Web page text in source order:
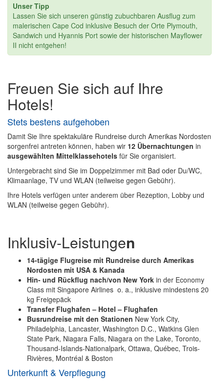
Unser Tipp
Lassen Sie sich unseren günstig zubuchbaren Ausflug zum
malerischen Cape Cod inklusive Besuch der Orte Plymouth,
Sandwich und Hyannis Port sowie der historischen Mayflower
II nicht entgehen!
Freuen Sie sich auf Ihre
Hotels!
Stets bestens aufgehoben
Damit Sie Ihre spektakuläre Rundreise durch Amerikas Nordosten
sorgenfrei antreten können, haben wir 12 Übernachtungen in
ausgewählten Mittelklassehotels für Sie organisiert.
Untergebracht sind Sie im Doppelzimmer mit Bad oder Du/WC,
Klimaanlage, TV und WLAN (teilweise gegen Gebühr).
Ihre Hotels verfügen unter anderem über Rezeption, Lobby und
WLAN (teilweise gegen Gebühr).
Inklusiv-Leistungen
14-tägige Flugreise mit Rundreise durch Amerikas
Nordosten mit USA & Kanada
Hin- und Rückflug nach/von New York in der Economy
Class mit Singapore Airlines o. a., inklusive mindestens 20
kg Freigepäck
Transfer Flughafen – Hotel – Flughafen
Busrundreise mit den Stationen New York City,
Philadelphia, Lancaster, Washington D.C., Watkins Glen
State Park, Niagara Falls, Niagara on the Lake, Toronto,
Thousand-Islands-Nationalpark, Ottawa, Québec, Trois-
Rivières, Montréal & Boston
Unterkunft & Verpflegung